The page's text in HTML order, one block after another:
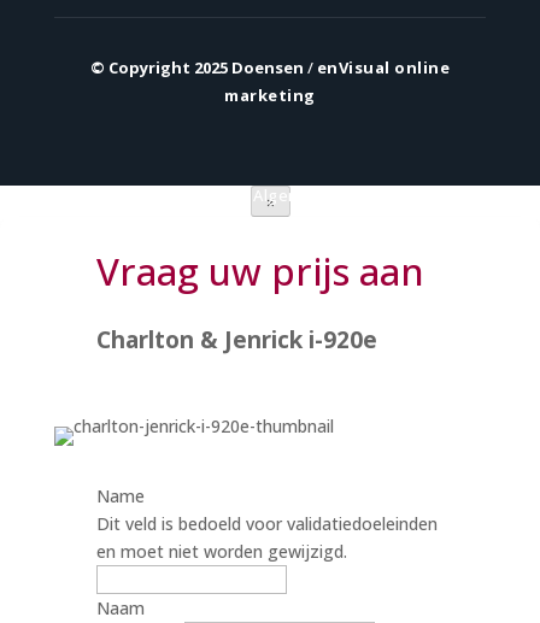
© Copyright 2025 Doensen / enVisual online
marketing
Algemene voorwaarden
×
Vraag uw prijs aan
Charlton & Jenrick i-920e
Name
Dit veld is bedoeld voor validatiedoeleinden
en moet niet worden gewijzigd.
Naam